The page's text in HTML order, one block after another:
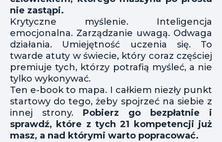
nie zastąpi.
Krytyczne myślenie. Inteligencja
emocjonalna. Zarządzanie uwagą. Odwaga
działania. Umiejętność uczenia się. To
twarde atuty w świecie, który coraz częściej
premiuje tych, którzy potrafią myśleć, a nie
tylko wykonywać.
Ten e-book to mapa. I całkiem niezły punkt
startowy do tego, żeby spojrzeć na siebie z
innej strony. Pobierz go bezpłatnie i
sprawdź, które z tych 21 kompetencji już
masz, a nad którymi warto popracować.